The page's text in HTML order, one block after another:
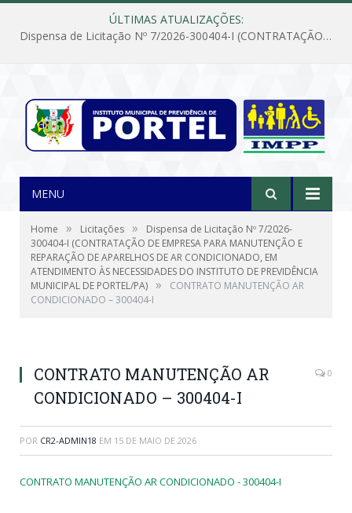
ÚLTIMAS ATUALIZAÇÕES:
Dispensa de Licitação Nº 7/2026-300404-I (CONTRATAÇÃO DE EMPRESA PARA MANUTENÇÃO E REPARAÇÃO DE APARELHOS DE AR CONDICIONADO, EM ATENDIMENTO ÀS NECESSIDADES DO INSTITUTO DE PREVIDÊNCIA MUNICIPAL DE PORTEL/PA)
MENU
Home » Licitações »
Dispensa de Licitação Nº 7/2026-
300404-I (CONTRATAÇÃO DE EMPRESA PARA MANUTENÇÃO E
REPARAÇÃO DE APARELHOS DE AR CONDICIONADO, EM
ATENDIMENTO ÀS NECESSIDADES DO INSTITUTO DE PREVIDÊNCIA
MUNICIPAL DE PORTEL/PA) »
CONTRATO MANUTENÇÃO AR
CONDICIONADO – 300404-I
CONTRATO MANUTENÇÃO AR
CONDICIONADO – 300404-I
0
POR CR2-ADMIN18 EM 15 DE MAIO DE 2026
CONTRATO MANUTENÇÃO AR CONDICIONADO - 300404-I